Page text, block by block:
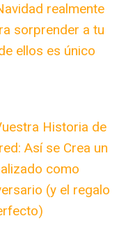
realmente
sorprender a tu
ellos es único
Historia de
Así se Crea un
como
(y el regalo